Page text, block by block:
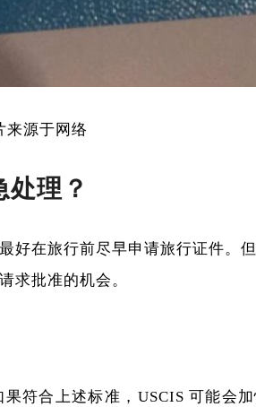
来源于网络
理？
好在旅行前尽早申请旅行证件。
求批准的机会。
符合上述标准，USCIS 可能会